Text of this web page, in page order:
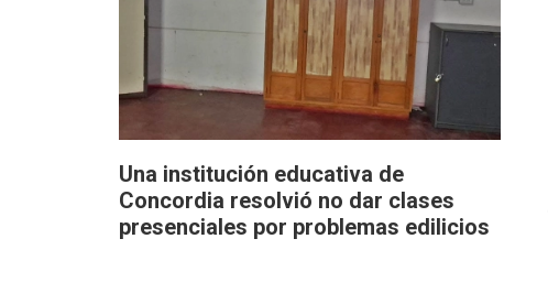
Una institución educativa de
Concordia resolvió no dar clases
presenciales por problemas edilicios